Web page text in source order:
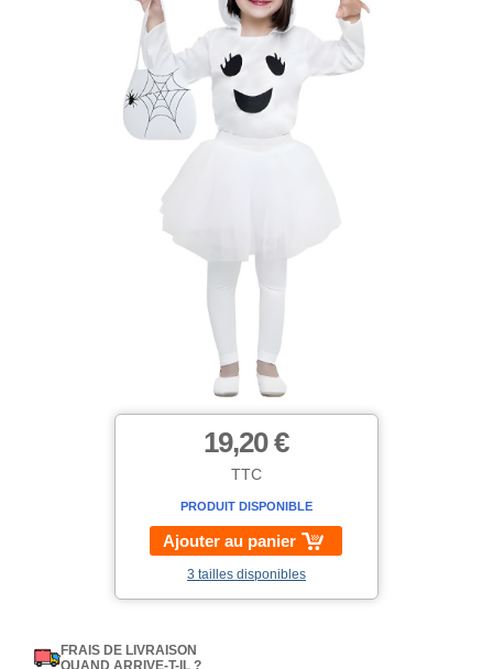
19,20 €
TTC
PRODUIT DISPONIBLE
Ajouter au panier
3 tailles disponibles
FRAIS DE LIVRAISON